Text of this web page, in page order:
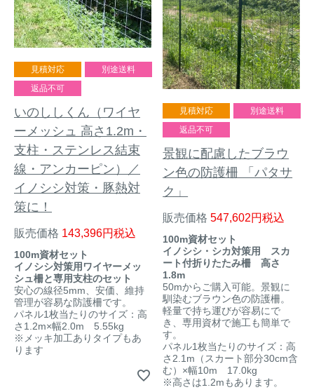
見積対応
別途送料
返品不可
いのししくん（ワイヤ
ーメッシュ 高さ1.2m・
支柱・ステンレス結束
線・アンカーピン）／
イノシシ対策・豚熱対
策に！
販売価格 143,396 税込
100m資材セット
イノシシ対策用ワイヤーメッ
シュ柵と専用支柱のセット
安心の線径5mm、安価、維持
管理が容易な防護柵です。
パネル1枚当たりのサイズ：高
さ1.2m×幅2.0m 5.55kg
※メッキ加工ありタイプもあ
ります
見積対応
別途送料
返品不可
景観に配慮したブラウ
ン色の防護柵 「パタサ
ク」
販売価格 547,602 税込
100m資材セット
イノシシ・シカ対策用 スカ
ート付折りたたみ柵 高さ
1.8m
50mからご購入可能。景観に
馴染むブラウン色の防護柵。
軽量で持ち運びが容易にで
き、専用資材で施工も簡単で
す。
パネル1枚当たりのサイズ：高
さ2.1m（スカート部分30cm含
む）×幅10m 17.0kg
※高さは1.2mもあります。